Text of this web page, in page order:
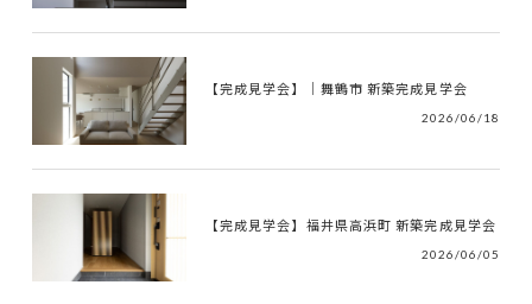
【完成見学会】｜舞鶴市 新築完成見学会
2026/06/18
【完成見学会】福井県高浜町 新築完成見学会
2026/06/05